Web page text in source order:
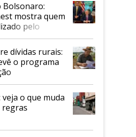
Bolsonaro:
mostra quem
pelo
dívidas rurais:
o programa
o que muda
regras